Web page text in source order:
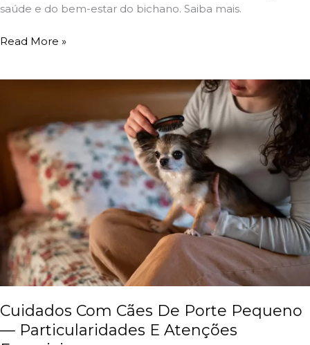
saúde e do bem-estar do bichano. Saiba mais.
Read More »
Cuidados Com Cães De Porte Pequeno
— Particularidades E Atenções
De
Porte
Pequeno
Particularidades
E
Atenções
Especiais